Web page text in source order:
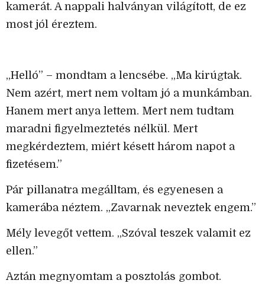
kamerát. A nappali halványan világított, de ez
most jól éreztem.
„Helló” – mondtam a lencsébe. „Ma kirúgtak.
Nem azért, mert nem voltam jó a munkámban.
Hanem mert anya lettem. Mert nem tudtam
maradni figyelmeztetés nélkül. Mert
megkérdeztem, miért késett három napot a
fizetésem.”
Pár pillanatra megálltam, és egyenesen a
kamerába néztem. „Zavarnak neveztek engem.”
Mély levegőt vettem. „Szóval teszek valamit ez
ellen.”
Aztán megnyomtam a posztolás gombot.